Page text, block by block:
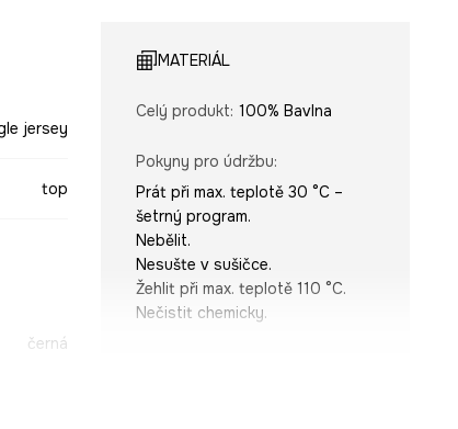
jersey
top
černá
MATERIÁL
Celý produkt: 100% Bavlna
Pokyny pro údržbu:
Prát při max. teplotě 30 °C –
šetrný program.
Nebělit.
Nesušte v sušičce.
Žehlit při max. teplotě 110 °C.
Nečistit chemicky.